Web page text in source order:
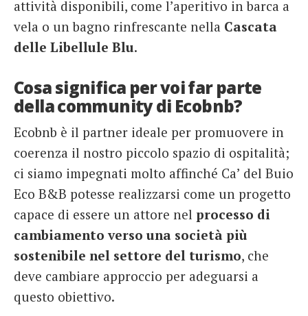
attività disponibili, come l’aperitivo in barca a
vela o un bagno rinfrescante nella Cascata
delle Libellule Blu.
Cosa significa per voi far parte
della community di Ecobnb?
Ecobnb è il partner ideale per promuovere in
coerenza il nostro piccolo spazio di ospitalità;
ci siamo impegnati molto affinché Ca’ del Buio
Eco B&B potesse realizzarsi come un progetto
capace di essere un attore nel processo di
cambiamento verso una società più
sostenibile nel settore del turismo, che
deve cambiare approccio per adeguarsi a
questo obiettivo.